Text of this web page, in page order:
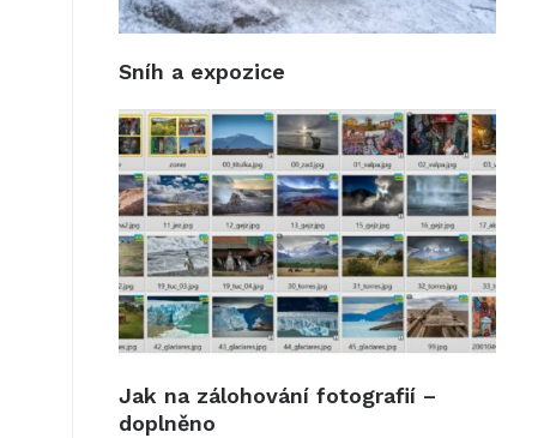
Sníh a expozice
Jak na zálohování fotografií –
doplněno